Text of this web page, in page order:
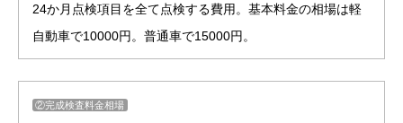
～
2.5t
25,000
円
41,000
円
57,000
円
63,000
24か月点検項目を全て点検する費用。基本料金の相場は軽
自動車で10000円。普通車で15000円。
②完成検査料金相場